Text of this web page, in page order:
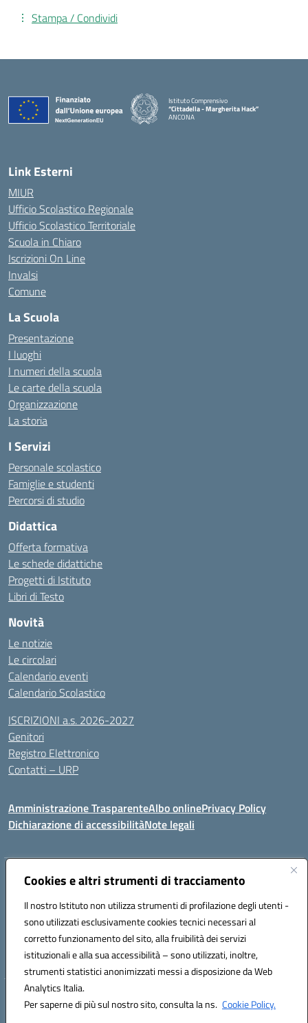
Cookies e altri strumenti di tracciamento
Il nostro Istituto non utilizza strumenti di profilazione degli utenti -
sono utilizzati esclusivamente cookies tecnici necessari al
corretto funzionamento del sito, alla fruibilità dei servizi
istituzionali e alla sua accessibilità – sono utilizzati, inoltre,
strumenti statistici anonimizzati messi a disposizione da Web
Analytics Italia.
Per saperne di più sul nostro sito, consulta la ns. Cookie Policy.
Stampa / Condividi
Istituto Comprensivo
“Cittadella - Margherita Hack”
ANCONA
Link Esterni
MIUR
Ufficio Scolastico Regionale
Ufficio Scolastico Territoriale
Scuola in Chiaro
Iscrizioni On Line
Invalsi
Comune
La Scuola
Presentazione
I luoghi
I numeri della scuola
Le carte della scuola
Organizzazione
La storia
I Servizi
Personale scolastico
Famiglie e studenti
Percorsi di studio
Didattica
Offerta formativa
Le schede didattiche
Progetti di Istituto
Libri di Testo
Novità
Le notizie
Le circolari
Calendario eventi
Calendario Scolastico
ISCRIZIONI a.s. 2026-2027
Genitori
Registro Elettronico
Contatti – URP
Amministrazione TrasparenteAlbo onlinePrivacy Policy
Dichiarazione di accessibilitàNote legali
Indirizzo:Via Tiziano, 50 - 60125 Ancona
Posta elettronica certificata (PEC):anic81600p@pec.istruzione.it
Codice fiscale: 93084460422
Codice meccanografico: ANIC81600P
Hosting & Powered by 3D Solution S.r.l.
Concept & Design by Designers Italia